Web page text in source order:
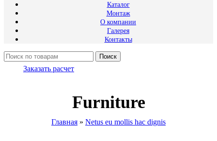
Каталог
Монтаж
О компании
Галерея
Контакты
Поиск
Заказать расчет
Furniture
Главная » Netus eu mollis hac dignis